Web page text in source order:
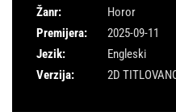
Žanr:
Horor
Premijera:
2025-09-11
Jezik:
Engleski
Verzija:
2D